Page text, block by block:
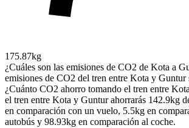
175.87kg
¿Cuáles son las emisiones de CO2 de Kota a
emisiones de CO2 del tren entre Kota y Guntur
¿Cuánto CO2 ahorro tomando el tren entre
el tren entre Kota y Guntur ahorrarás 142.9kg
en comparación con un vuelo, 5.5kg en
autobús y 98.93kg en comparación al coche.